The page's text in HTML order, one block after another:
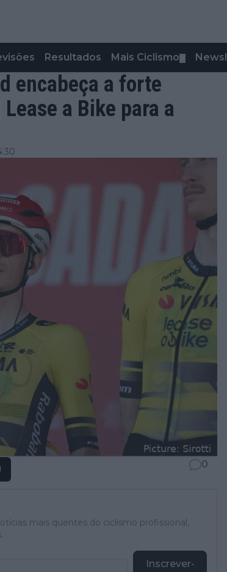
Resultados Mais Ciclismo
encabeça a forte
a Bike para a
0
mais quentes do ciclismo profissional,
Inscrever-